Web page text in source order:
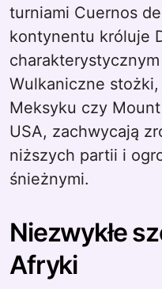
turniami Cuernos
kontynentu króluje
Wulkaniczne
Meksyku czy
USA, zachwycają
niższych partii i
śnieżnymi.
Niezwykłe
Afryki